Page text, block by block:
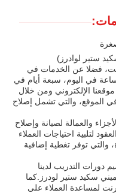
ستير لوادرز)
فضلا عن الخدمات في
الدعم الهاتفي متاح على مدار 24 ساعة في اليوم، سبعة أيام في
الإلكتروني ومن خلال
الموقع، والتي تشمل إصلاح
والعمالة لصيانة وإصلاح
لتلبية احتياجات العملاء
توفر تغطية إضافية
دورات التدريب لدينا
سكيد ستير لودرز.كما
لمساعدة العملاء على